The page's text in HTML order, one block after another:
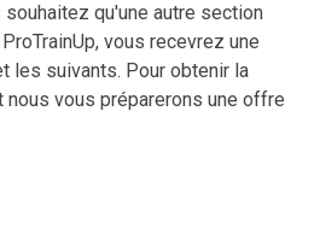
qu'une autre section
vous recevrez une
les suivants. Pour obtenir la
vous préparerons une offre